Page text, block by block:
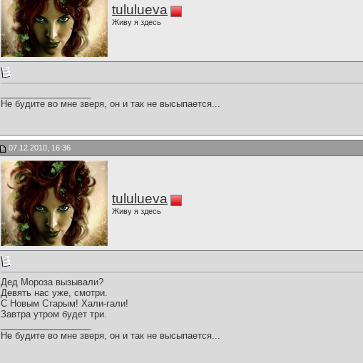
tululueva
Живу я здесь
Не будите во мне зверя, он и так не высыпается...
07.12.2010, 16:36
tululueva
Живу я здесь
Дед Мороза вызывали?
Девять нас уже, смотри.
С Новым Старым! Хали-гали!
Завтра утром будет три.
Не будите во мне зверя, он и так не высыпается...